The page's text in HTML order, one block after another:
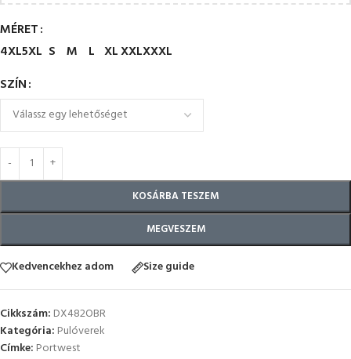
MÉRET
4XL5XL S M L XLXXLXXXL
SZÍN
KOSÁRBA TESZEM
MEGVESZEM
Kedvencekhez adom Size guide
Cikkszám: DX482OBR
Kategória: Pulóverek
Címke: Portwest